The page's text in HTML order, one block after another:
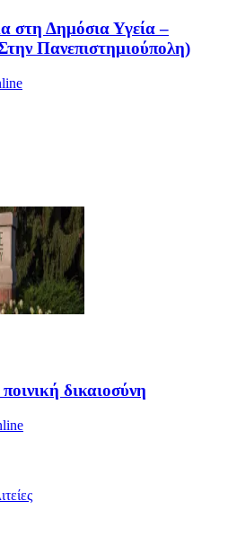
στη Δημόσια Υγεία –
Πανεπιστημιούπολη)
δικαιοσύνη